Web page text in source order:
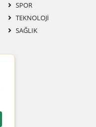
SPOR
TEKNOLOJI
SAĞLIK